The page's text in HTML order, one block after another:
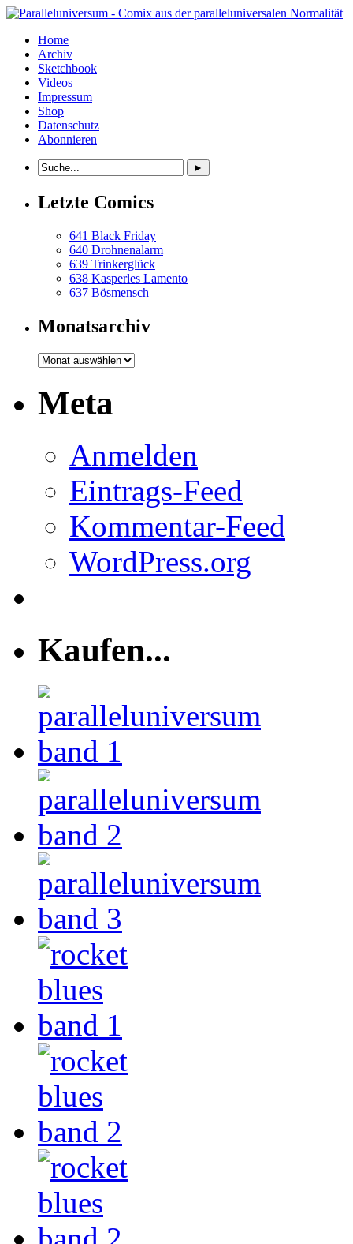
Home
Archiv
Sketchbook
Videos
Impressum
Shop
Datenschutz
Abonnieren
Letzte Comics
641 Black Friday
640 Drohnenalarm
639 Trinkerglück
638 Kasperles Lamento
637 Bösmensch
Monatsarchiv
Monatsarchiv
Meta
Anmelden
Eintrags-Feed
Kommentar-Feed
WordPress.org
Kaufen...